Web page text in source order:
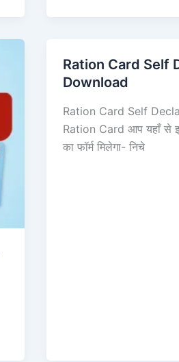
Ration Card Self
Download
Ration Card Self
Ration Card आप यहाँ से
का फॉर्म मिलेगा- निचे